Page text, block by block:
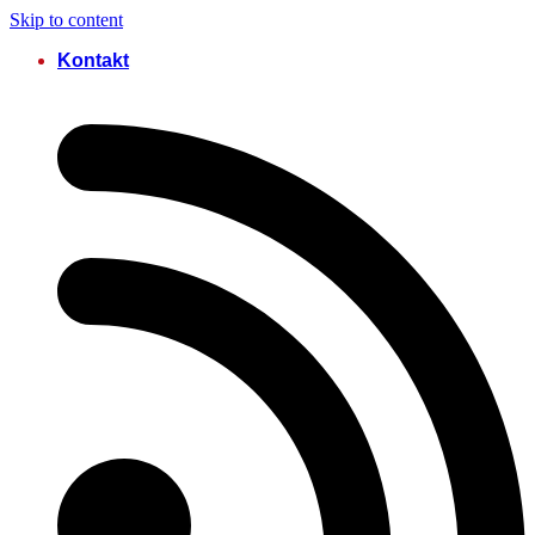
Skip to content
Kontakt